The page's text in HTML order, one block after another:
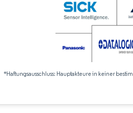
*Haftungsausschluss: Hauptakteure in keiner